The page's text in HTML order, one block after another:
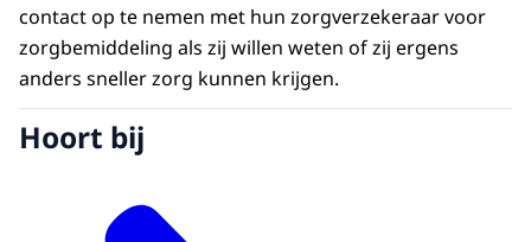
contact op te nemen met hun zorgverzekeraar voor
zorgbemiddeling als zij willen weten of zij ergens
anders sneller zorg kunnen krijgen.
Hoort bij